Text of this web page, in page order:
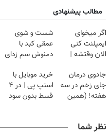
مطالب پیشنهادی
اگر میخوای
ایمپلنت کنی
الان وقتشه |
میلیون تومان!!!
شست و شوی
عمقی کبد با
دمنوش سم زدای
جادوی درمان
جای زخم در سه
هفته! (همین
خرید موبایل با
اسنپ پی | در ۴
قسط بدون سود
نظر شما